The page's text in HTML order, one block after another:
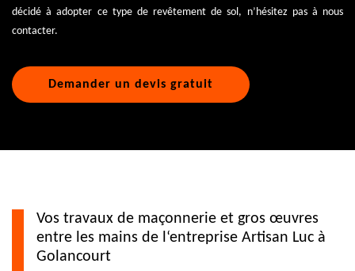
décidé à adopter ce type de revêtement de sol, n’hésitez pas à nous
contacter.
Demander un devis gratuit
Vos travaux de maçonnerie et gros œuvres
entre les mains de l‘entreprise Artisan Luc à
Golancourt